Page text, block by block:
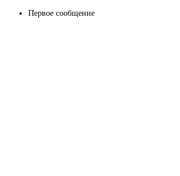
Первое сообщение